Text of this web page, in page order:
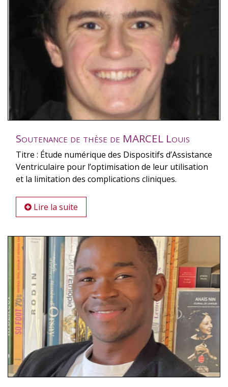
Soutenance de thèse de MARCEL Louis
Titre : Étude numérique des Dispositifs d’Assistance
Ventriculaire pour l’optimisation de leur utilisation
et la limitation des complications cliniques.
Lire la suite